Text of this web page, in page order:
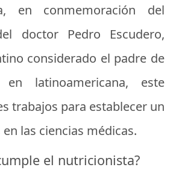
en conmemoración del
doctor Pedro Escudero,
considerado el padre de
latinoamericana, este
trabajos para establecer un
las ciencias médicas.
el nutricionista?